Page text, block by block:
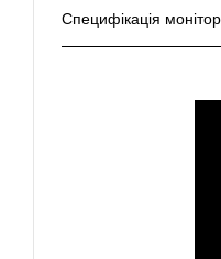
Специфікація